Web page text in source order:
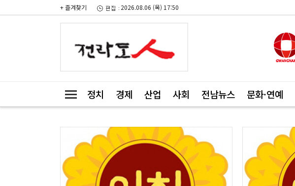
+ 즐겨찾기 2026.08.06 (목) 17:50
정치 경제 산업 사회 전남뉴스 문화·연예